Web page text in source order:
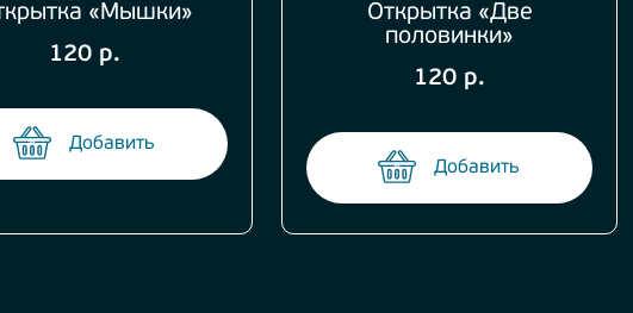
«Мышки»
120 р.
Добавить
Открытка «Две
половинки»
120 р.
Добавить